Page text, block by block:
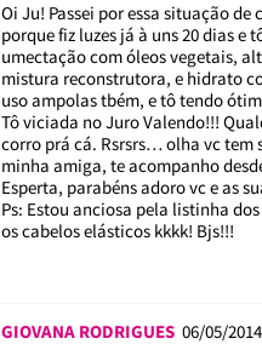
Oi Ju! Passei por essa situação de
porque fiz luzes já à uns 20 dias e
umectação com óleos vegetais,
mistura reconstrutora, e hidrato
uso ampolas tbém, e tô tendo
Tô viciada no Juro Valendo!!!
corro prá cá. Rsrsrs… olha vc tem
minha amiga, te acompanho
Esperta, parabéns adoro vc e as
Ps: Estou anciosa pela listinha
os cabelos elásticos kkkk! Bjs!!!
GIOVANA RODRIGUES 06/05/